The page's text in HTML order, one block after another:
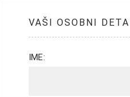
VAŠI OSOBNI
IME: